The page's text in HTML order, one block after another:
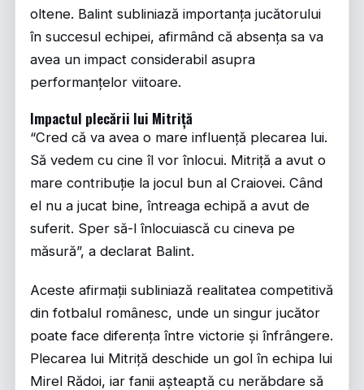
oltene. Balint subliniază importanța jucătorului
în succesul echipei, afirmând că absența sa va
avea un impact considerabil asupra
performanțelor viitoare.
Impactul plecării lui Mitriță
“Cred că va avea o mare influență plecarea lui.
Să vedem cu cine îl vor înlocui. Mitriță a avut o
mare contribuție la jocul bun al Craiovei. Când
el nu a jucat bine, întreaga echipă a avut de
suferit. Sper să-l înlocuiască cu cineva pe
măsură”, a declarat Balint.
Aceste afirmații subliniază realitatea competitivă
din fotbalul românesc, unde un singur jucător
poate face diferența între victorie și înfrângere.
Plecarea lui Mitriță deschide un gol în echipa lui
Mirel Rădoi, iar fanii așteaptă cu nerăbdare să